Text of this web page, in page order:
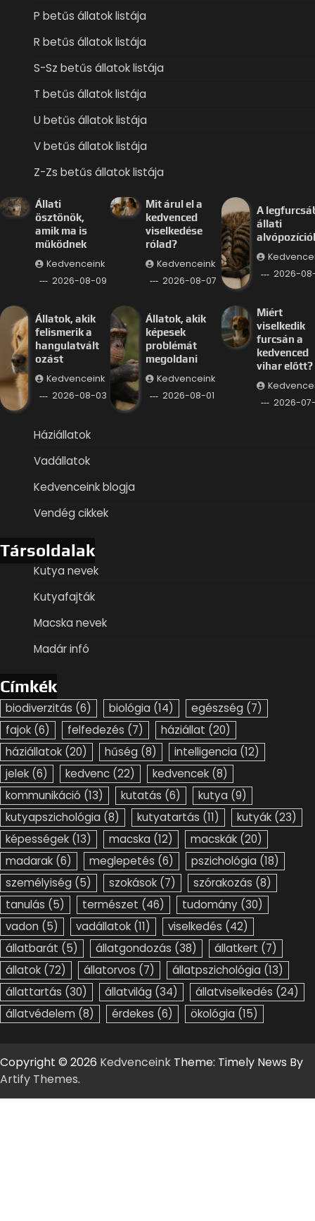
P betűs állatok listája
R betűs állatok listája
S-Sz betűs állatok listája
T betűs állatok listája
U betűs állatok listája
V betűs állatok listája
Z-Zs betűs állatok listája
Állati
ösztönök,
amik ma is
működnek
Kedvenceink
2026-08-09
Mit árul el a
kedvenced
viselkedése
rólad?
Kedvenceink
2026-08-07
A
állati
2026-
Állatok, akik
felismerik a
hangulatvált
ozást
Kedvenceink
2026-08-03
Állatok, akik
képesek
problémát
megoldani
Kedvenceink
2026-08-01
Miért
viselkedik
furcsán a
kedvenced
vihar előtt?
2026-
Háziállatok
Vadállatok
Kedvenceink blogja
Vendég cikkek
Társoldalak
Kutya nevek
Kutyafajták
Macska nevek
Madár infó
Címkék
biodiverzitás (6) biológia (14) egészség (7)
fajok (6) felfedezés (7) háziállat (20)
háziállatok (20) hűség (8) intelligencia (12)
jelek (6) kedvenc (22) kedvencek (8)
kommunikáció (13) kutatás (6) kutya (9)
kutyapszichológia (8) kutyatartás (11) kutyák (23)
képességek (13) macska (12) macskák (20)
madarak (6) meglepetés (6) pszichológia (18)
személyiség (5) szokások (7) szórakozás (8)
tanulás (5) természet (46) tudomány (30)
vadon (5) vadállatok (11) viselkedés (42)
állatbarát (5) állatgondozás (38) állatkert (7)
állatok (72) állatorvos (7) állatpszichológia (13)
állattartás (30) állatvilág (34) állatviselkedés (24)
állatvédelem (8) érdekes (6) ökológia (15)
Copyright © 2026 Kedvenceink Theme: Timely News By
Artify Themes.